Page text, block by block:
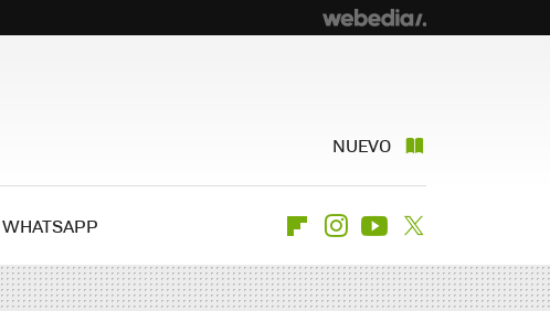
NUEVO
WHATSAPP FlipboardInstagramYoutube